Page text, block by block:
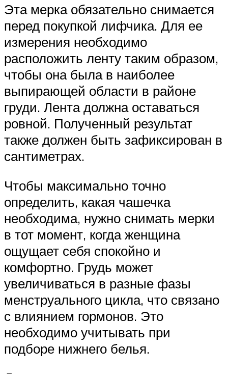
Эта мерка обязательно снимается
перед покупкой лифчика. Для ее
измерения необходимо
расположить ленту таким образом,
чтобы она была в наиболее
выпирающей области в районе
груди. Лента должна оставаться
ровной. Полученный результат
также должен быть зафиксирован в
сантиметрах.
Чтобы максимально точно
определить, какая чашечка
необходима, нужно снимать мерки
в тот момент, когда женщина
ощущает себя спокойно и
комфортно. Грудь может
увеличиваться в разные фазы
менструального цикла, что связано
с влиянием гормонов. Это
необходимо учитывать при
подборе нижнего белья.